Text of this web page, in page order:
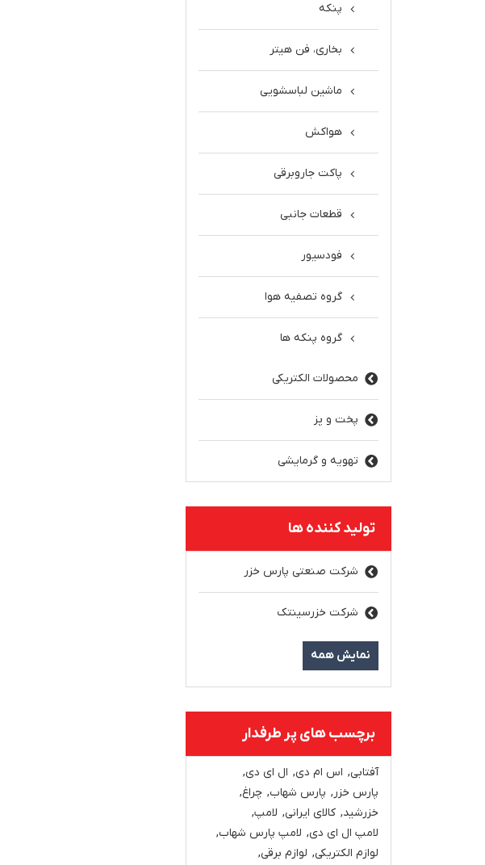
پنکه
بخاری، فن هیتر
ماشین لباسشویی
هواکش
پاکت جاروبرقی
قطعات جانبی
فودسیور
گروه تصفیه هوا
گروه پنکه ها
محصولات الکتریکی
پخت و پز
تهویه و گرمایشی
تولید کننده ها
شرکت صنعتی پارس خزر
شرکت خزرسینتک
نمایش همه
برچسب های پر طرفدار
آفتابی, اس ام دی, ال ای دی,
پارس خزر, پارس شهاب, چراغ,
خزرشید, کالای ایرانی, لامپ,
لامپ ال ای دی, لامپ پارس شهاب,
لوازم الکتریکی, لوازم برقی,